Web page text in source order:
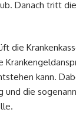
Danach tritt
die
kann.
und die